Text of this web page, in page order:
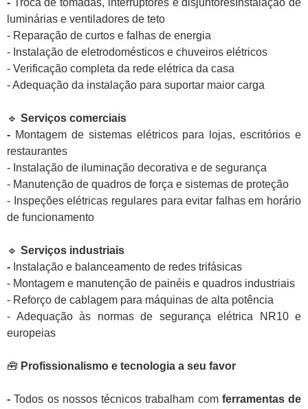
-
Troca de tomadas, interruptores e disjuntoresInstalação de
luminárias e ventiladores de teto
- Reparação de curtos e falhas de energia
- Instalação de eletrodomésticos e chuveiros elétricos
- Verificação completa da rede elétrica da casa
- Adequação da instalação para suportar maior carga
🔹 Serviços comerciais
- Montagem de sistemas elétricos para lojas, escritórios e
restaurantes
- Instalação de iluminação decorativa e de segurança
- Manutenção de quadros de força e sistemas de proteção
- Inspeções elétricas regulares para evitar falhas em horário
de funcionamento
🔹 Serviços industriais
- Instalação e balanceamento de redes trifásicas
- Montagem e manutenção de painéis e quadros industriais
- Reforço de cablagem para máquinas de alta potência
- Adequação às normas de segurança elétrica NR10 e
europeias
🧰 Profissionalismo e tecnologia a seu favor
-Todos os nossos técnicos trabalham com ferramentas de